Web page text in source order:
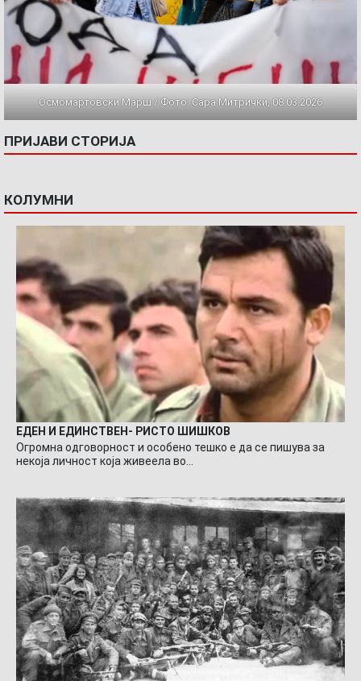
Осмомартовски Марш / Фото: Сара Митрички, 08.03.2026
ПРИЈАВИ СТОРИЈА
КОЛУМНИ
ЕДЕН И ЕДИНСТВЕН- РИСТО ШИШКОВ
Огромна одговорност и особено тешко е да се пишува за
некоја личност која живеела во…